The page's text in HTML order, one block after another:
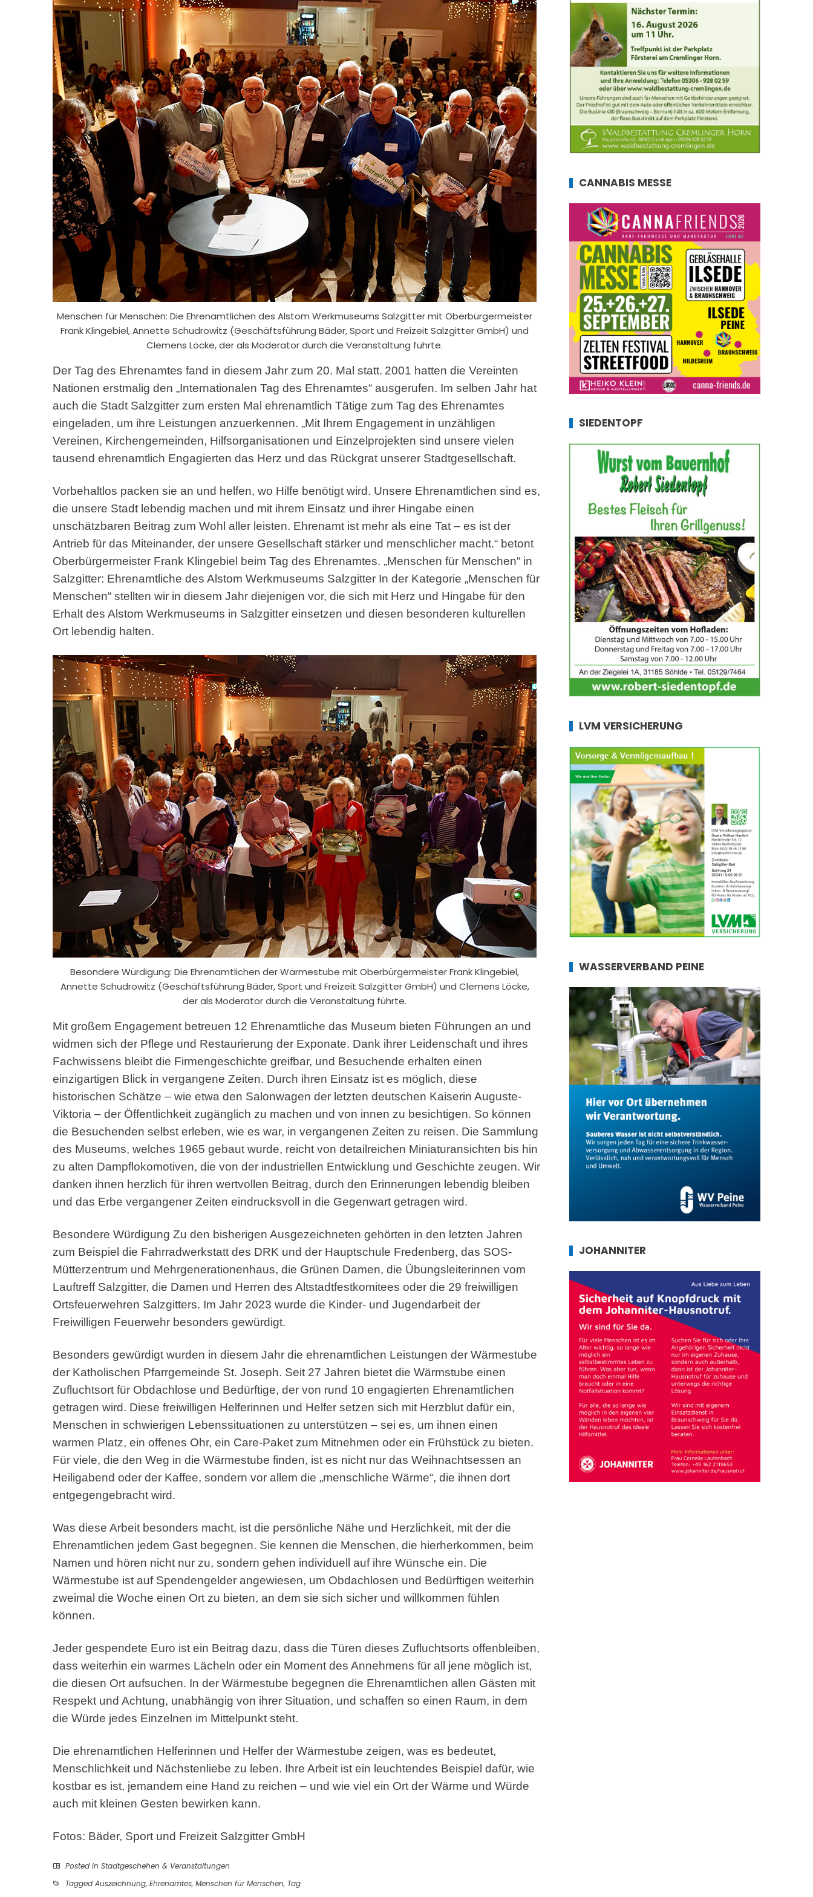
Menschen für Menschen: Die Ehrenamtlichen des Alstom Werkmuseums Salzgitter mit Oberbürgermeister
Frank Klingebiel, Annette Schudrowitz (Geschäftsführung Bäder, Sport und Freizeit Salzgitter GmbH) und
Clemens Löcke, der als Moderator durch die Veranstaltung führte.
Der Tag des Ehrenamtes fand in diesem Jahr zum 20. Mal statt. 2001 hatten die Vereinten
Nationen erstmalig den „Internationalen Tag des Ehrenamtes“ ausgerufen. Im selben Jahr hat
auch die Stadt Salzgitter zum ersten Mal ehrenamtlich Tätige zum Tag des Ehrenamtes
eingeladen, um ihre Leistungen anzuerkennen. „Mit Ihrem Engagement in unzähligen
Vereinen, Kirchengemeinden, Hilfsorganisationen und Einzelprojekten sind unsere vielen
tausend ehrenamtlich Engagierten das Herz und das Rückgrat unserer Stadtgesellschaft.
Vorbehaltlos packen sie an und helfen, wo Hilfe benötigt wird. Unsere Ehrenamtlichen sind es,
die unsere Stadt lebendig machen und mit ihrem Einsatz und ihrer Hingabe einen
unschätzbaren Beitrag zum Wohl aller leisten. Ehrenamt ist mehr als eine Tat – es ist der
Antrieb für das Miteinander, der unsere Gesellschaft stärker und menschlicher macht.“ betont
Oberbürgermeister Frank Klingebiel beim Tag des Ehrenamtes. „Menschen für Menschen“ in
Salzgitter: Ehrenamtliche des Alstom Werkmuseums Salzgitter In der Kategorie „Menschen für
Menschen“ stellten wir in diesem Jahr diejenigen vor, die sich mit Herz und Hingabe für den
Erhalt des Alstom Werkmuseums in Salzgitter einsetzen und diesen besonderen kulturellen
Ort lebendig halten.
Besondere Würdigung: Die Ehrenamtlichen der Wärmestube mit Oberbürgermeister Frank Klingebiel,
Annette Schudrowitz (Geschäftsführung Bäder, Sport und Freizeit Salzgitter GmbH) und Clemens Löcke,
der als Moderator durch die Veranstaltung führte.
Mit großem Engagement betreuen 12 Ehrenamtliche das Museum bieten Führungen an und
widmen sich der Pflege und Restaurierung der Exponate. Dank ihrer Leidenschaft und ihres
Fachwissens bleibt die Firmengeschichte greifbar, und Besuchende erhalten einen
einzigartigen Blick in vergangene Zeiten. Durch ihren Einsatz ist es möglich, diese
historischen Schätze – wie etwa den Salonwagen der letzten deutschen Kaiserin Auguste-
Viktoria – der Öffentlichkeit zugänglich zu machen und von innen zu besichtigen. So können
die Besuchenden selbst erleben, wie es war, in vergangenen Zeiten zu reisen. Die Sammlung
des Museums, welches 1965 gebaut wurde, reicht von detailreichen Miniaturansichten bis hin
zu alten Dampflokomotiven, die von der industriellen Entwicklung und Geschichte zeugen. Wir
danken ihnen herzlich für ihren wertvollen Beitrag, durch den Erinnerungen lebendig bleiben
und das Erbe vergangener Zeiten eindrucksvoll in die Gegenwart getragen wird.
Besondere Würdigung Zu den bisherigen Ausgezeichneten gehörten in den letzten Jahren
zum Beispiel die Fahrradwerkstatt des DRK und der Hauptschule Fredenberg, das SOS-
Mütterzentrum und Mehrgenerationenhaus, die Grünen Damen, die Übungsleiterinnen vom
Lauftreff Salzgitter, die Damen und Herren des Altstadtfestkomitees oder die 29 freiwilligen
Ortsfeuerwehren Salzgitters. Im Jahr 2023 wurde die Kinder- und Jugendarbeit der
Freiwilligen Feuerwehr besonders gewürdigt.
Besonders gewürdigt wurden in diesem Jahr die ehrenamtlichen Leistungen der Wärmestube
der Katholischen Pfarrgemeinde St. Joseph. Seit 27 Jahren bietet die Wärmstube einen
Zufluchtsort für Obdachlose und Bedürftige, der von rund 10 engagierten Ehrenamtlichen
getragen wird. Diese freiwilligen Helferinnen und Helfer setzen sich mit Herzblut dafür ein,
Menschen in schwierigen Lebenssituationen zu unterstützen – sei es, um ihnen einen
warmen Platz, ein offenes Ohr, ein Care-Paket zum Mitnehmen oder ein Frühstück zu bieten.
Für viele, die den Weg in die Wärmestube finden, ist es nicht nur das Weihnachtsessen an
Heiligabend oder der Kaffee, sondern vor allem die „menschliche Wärme“, die ihnen dort
entgegengebracht wird.
Was diese Arbeit besonders macht, ist die persönliche Nähe und Herzlichkeit, mit der die
Ehrenamtlichen jedem Gast begegnen. Sie kennen die Menschen, die hierherkommen, beim
Namen und hören nicht nur zu, sondern gehen individuell auf ihre Wünsche ein. Die
Wärmestube ist auf Spendengelder angewiesen, um Obdachlosen und Bedürftigen weiterhin
zweimal die Woche einen Ort zu bieten, an dem sie sich sicher und willkommen fühlen
können.
Jeder gespendete Euro ist ein Beitrag dazu, dass die Türen dieses Zufluchtsorts offenbleiben,
dass weiterhin ein warmes Lächeln oder ein Moment des Annehmens für all jene möglich ist,
die diesen Ort aufsuchen. In der Wärmestube begegnen die Ehrenamtlichen allen Gästen mit
Respekt und Achtung, unabhängig von ihrer Situation, und schaffen so einen Raum, in dem
die Würde jedes Einzelnen im Mittelpunkt steht.
Die ehrenamtlichen Helferinnen und Helfer der Wärmestube zeigen, was es bedeutet,
Menschlichkeit und Nächstenliebe zu leben. Ihre Arbeit ist ein leuchtendes Beispiel dafür, wie
kostbar es ist, jemandem eine Hand zu reichen – und wie viel ein Ort der Wärme und Würde
auch mit kleinen Gesten bewirken kann.
Fotos: Bäder, Sport und Freizeit Salzgitter GmbH
Posted in Stadtgeschehen & Veranstaltungen
Tagged Auszeichnung, Ehrenamtes, Menschen für Menschen, Tag
CANNABIS MESSE
SIEDENTOPF
LVM VERSICHERUNG
WASSERVERBAND PEINE
JOHANNITER